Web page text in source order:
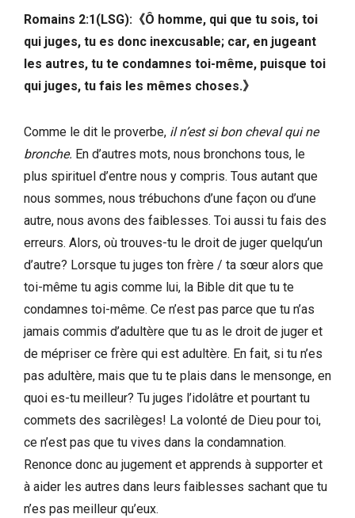
Romains 2:1(LSG):《Ô homme, qui que tu sois, toi
qui juges, tu es donc inexcusable; car, en jugeant
les autres, tu te condamnes toi-même, puisque toi
qui juges, tu fais les mêmes choses.》
Comme le dit le proverbe, il n’est si bon cheval qui ne
bronche. En d’autres mots, nous bronchons tous, le
plus spirituel d’entre nous y compris. Tous autant que
nous sommes, nous trébuchons d’une façon ou d’une
autre, nous avons des faiblesses. Toi aussi tu fais des
erreurs. Alors, où trouves-tu le droit de juger quelqu’un
d’autre? Lorsque tu juges ton frère / ta sœur alors que
toi-même tu agis comme lui, la Bible dit que tu te
condamnes toi-même. Ce n’est pas parce que tu n’as
jamais commis d’adultère que tu as le droit de juger et
de mépriser ce frère qui est adultère. En fait, si tu n’es
pas adultère, mais que tu te plais dans le mensonge, en
quoi es-tu meilleur? Tu juges l’idolâtre et pourtant tu
commets des sacrilèges! La volonté de Dieu pour toi,
ce n’est pas que tu vives dans la condamnation.
Renonce donc au jugement et apprends à supporter et
à aider les autres dans leurs faiblesses sachant que tu
n’es pas meilleur qu’eux.